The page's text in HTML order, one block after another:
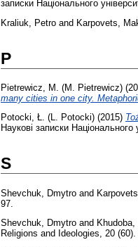
записки Національного
Kraliuk, Petro and Karpovets,
P
Pietrewicz, M. (M. Pietrewicz)
many cities in one city.
Potocki, Ł. (L. Potocki) (2015)
Наукові записки
S
Shevchuk, Dmytro and
97.
Shevchuk, Dmytro and
Religions and Ideologies, 20